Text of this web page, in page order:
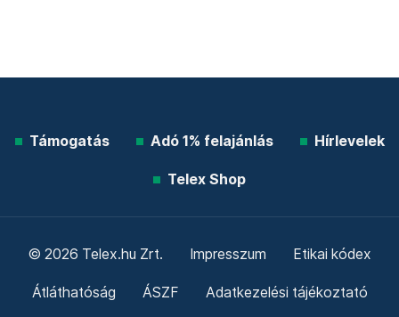
Támogatás Adó 1% felajánlás Hírlevelek
Telex Shop
© 2026 Telex.hu Zrt. Impresszum Etikai kódex
Átláthatóság ÁSZF Adatkezelési tájékoztató